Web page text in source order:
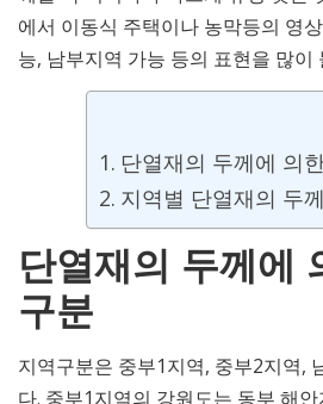
에서 이동식 주택이나 농막등의 영
능, 남부지역 가능 등의 표현을 많이
단열재의 두께에 의
지역별 단열재의 두
단열재의 두께에
구분
지역구분은 중부1지역, 중부2지역,
다. 중부1지역의 강원도는 동부 해